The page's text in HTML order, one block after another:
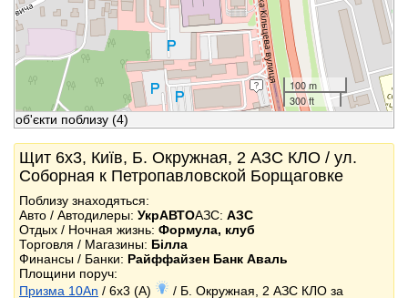
100 m
300 ft
об'єкти поблизу (4)
Щит 6x3, Київ, Б. Окружная, 2 АЗС КЛО / ул.
Соборная к Петропавловской Борщаговке
Поблизу знаходяться:
Авто / Автодилеры: УкрАВТОАЗС: АЗС
Отдых / Ночная жизнь: Формула, клуб
Торговля / Магазины: Білла
Финансы / Банки: Райффайзен Банк Аваль
Площини поруч:
Призма 10An / 6x3 (A)
/ Б. Окружная, 2 АЗС КЛО за